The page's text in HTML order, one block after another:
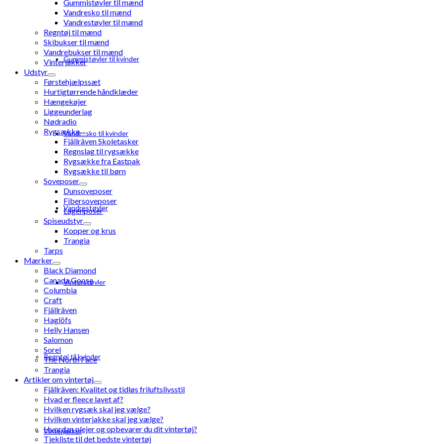
Gummistøvler til kvinder
Vandresko til kvinder
Vandrestøvler
Vinterstøvler
Regntøj til kvinder
Vinterjakker
Gummistøvler til mænd
Vandresko til mænd
Vandrestøvler til mænd
Regntøj til mænd
Skibukser til mænd
Vandrebukser til mænd
Vinterjakker
Udstyr
Førstehjælpssæt
Hurtigtørrende håndklæder
Hængekøjer
Liggeunderlag
Nødradio
Rygsække
Fjällräven Skoletasker
Regnslag til rygsække
Rygsække fra Eastpak
Rygsække til børn
Soveposer
Dunsoveposer
Fibersoveposer
Lagenposer
Spiseudstyr
Kopper og krus
Trangia
Tarps
Mærker
Black Diamond
Canada Goose
Columbia
Craft
Fjällräven
Haglöfs
Helly Hansen
Salomon
Sorel
The North Face
Trangia
Artikler om vintertøj
Fjällräven: Kvalitet og tidløs friluftslivsstil
Hvad er fleece lavet af?
Hvilken rygsæk skal jeg vælge?
Hvilken vinterjakke skal jeg vælge?
Hvordan plejer og opbevarer du dit vintertøj?
Tjekliste til det bedste vintertøj